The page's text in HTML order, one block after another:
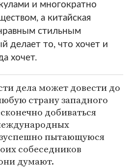
и многократно
а китайская
стильным
делает то, что хочет и
хочет.
дела может довести до
страну западного
добиваться
пытающуюся
собеседников
думают.